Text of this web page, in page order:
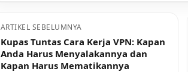
ARTIKEL SEBELUMNYA
Kupas Tuntas Cara Kerja VPN: Kapan
Anda Harus Menyalakannya dan
Kapan Harus Mematikannya